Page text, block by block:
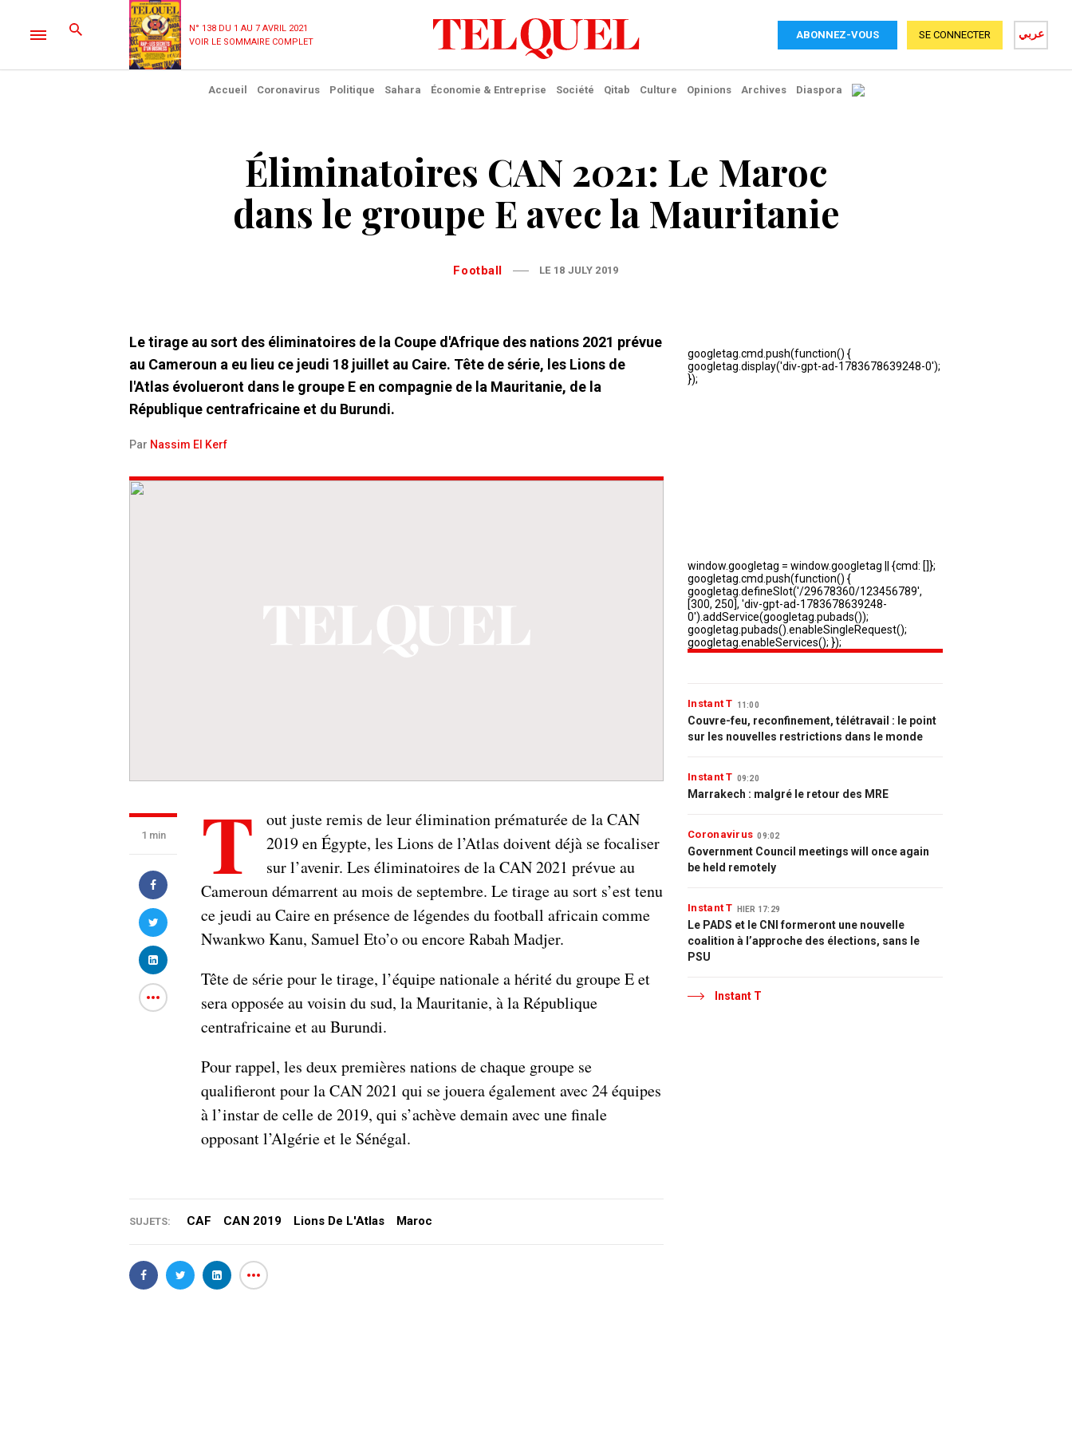
N° 138 DU 1 AU 7 AVRIL 2021
VOIR LE SOMMAIRE COMPLET
ABONNEZ-VOUS عربي SE CONNECTER
Accueil Coronavirus Politique Sahara Économie & Entreprise Société Qitab Culture Opinions Archives Diaspora
Éliminatoires CAN 2021: Le Maroc
dans le groupe E avec la Mauritanie
Football LE 18 JULY 2019
Le tirage au sort des éliminatoires de la Coupe d'Afrique des nations 2021 prévue
au Cameroun a eu lieu ce jeudi 18 juillet au Caire. Tête de série, les Lions de
l'Atlas évolueront dans le groupe E en compagnie de la Mauritanie, de la
République centrafricaine et du Burundi.
Par Nassim El Kerf
1 min T
out juste remis de leur élimination prématurée de la CAN
2019 en Égypte, les Lions de l’Atlas doivent déjà se focaliser
sur l’avenir. Les éliminatoires de la CAN 2021 prévue au
Cameroun démarrent au mois de septembre. Le tirage au sort s’est tenu
ce jeudi au Caire en présence de légendes du football africain comme
Nwankwo Kanu, Samuel Eto’o ou encore Rabah Madjer.
Tête de série pour le tirage, l’équipe nationale a hérité du groupe E et
sera opposée au voisin du sud, la Mauritanie, à la République
centrafricaine et au Burundi.
Pour rappel, les deux premières nations de chaque groupe se
qualifieront pour la CAN 2021 qui se jouera également avec 24 équipes
à l’instar de celle de 2019, qui s’achève demain avec une finale
opposant l’Algérie et le Sénégal.
SUJETS: CAF CAN 2019 Lions De L'Atlas Maroc
Instant T 11:00
Couvre-feu, reconfinement, télétravail : le point
sur les nouvelles restrictions dans le monde
Instant T 09:20
Marrakech : malgré le retour des MRE
Coronavirus 09:02
Government Council meetings will once again
be held remotely
Instant T HIER 17:29
Le PADS et le CNI formeront une nouvelle
coalition à l’approche des élections, sans le
PSU
Instant T